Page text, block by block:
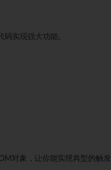
实现强大功能。
对象，让你能实现典型的触发